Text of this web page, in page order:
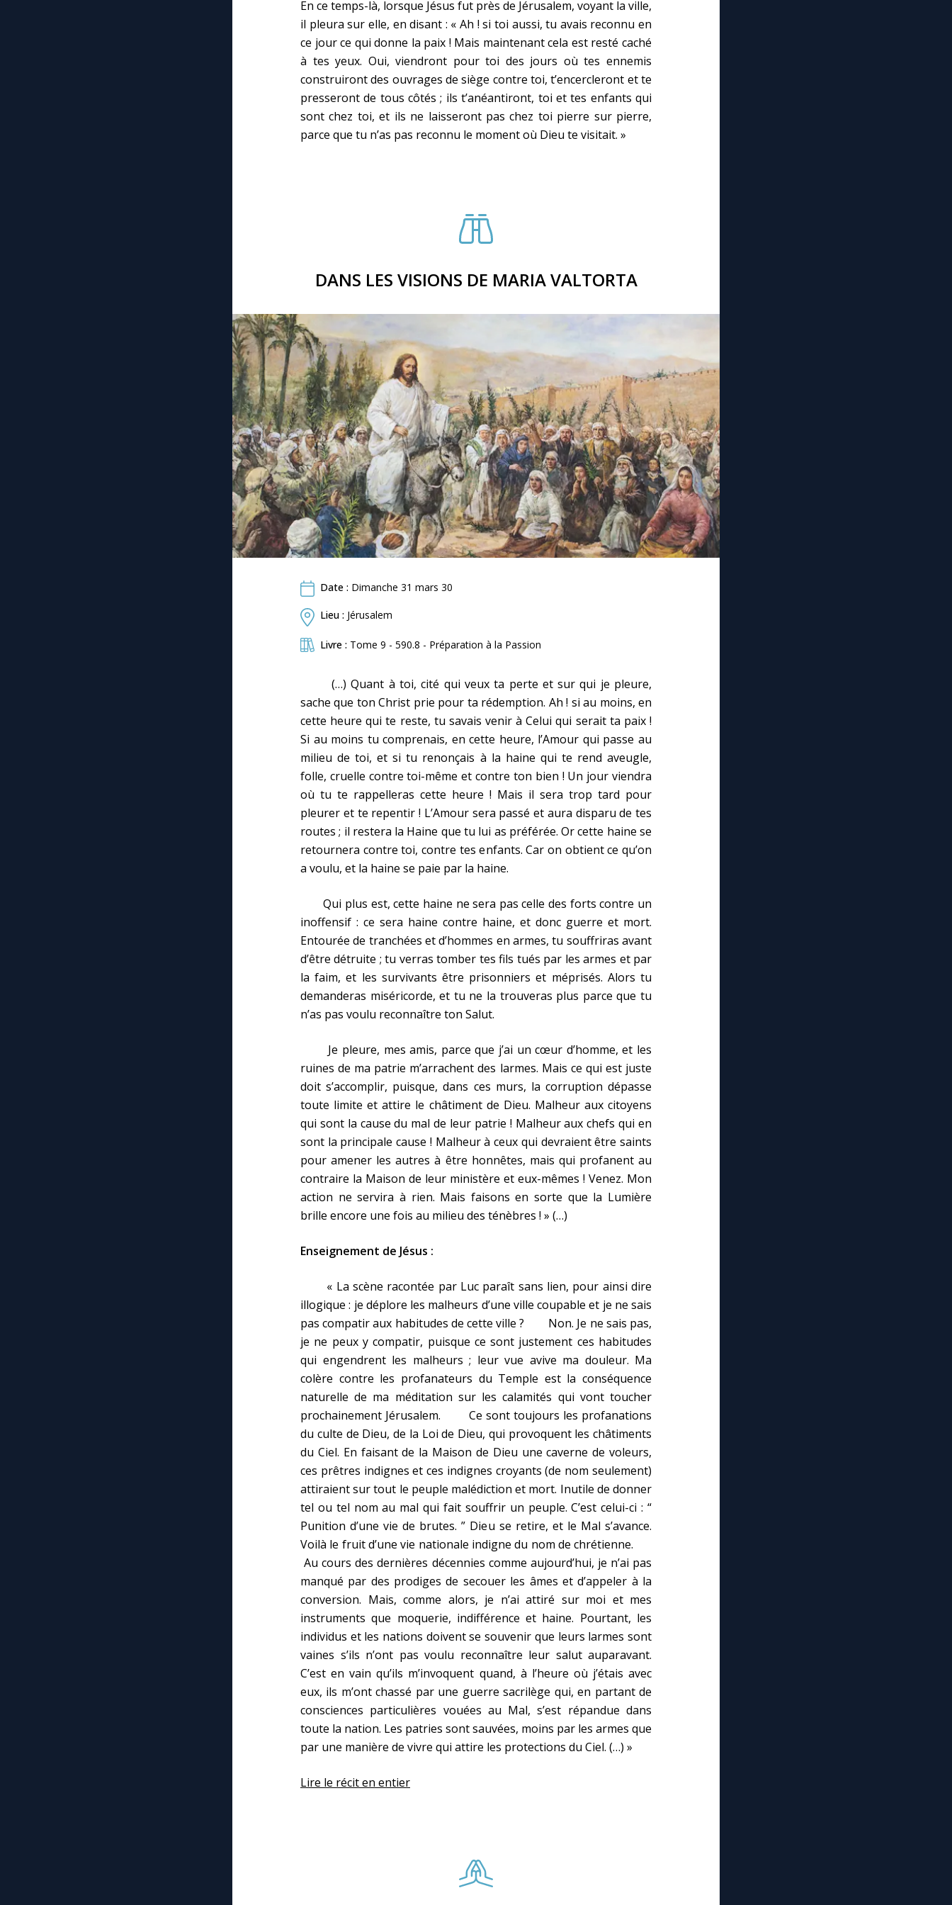
En ce temps-là, lorsque Jésus fut près de Jérusalem, voyant la ville,
il pleura sur elle, en disant : « Ah ! si toi aussi, tu avais reconnu en
ce jour ce qui donne la paix ! Mais maintenant cela est resté caché
à tes yeux. Oui, viendront pour toi des jours où tes ennemis
construiront des ouvrages de siège contre toi, t’encercleront et te
presseront de tous côtés ; ils t’anéantiront, toi et tes enfants qui
sont chez toi, et ils ne laisseront pas chez toi pierre sur pierre,
parce que tu n’as pas reconnu le moment où Dieu te visitait. »
DANS LES VISIONS DE MARIA VALTORTA
Date : Dimanche 31 mars 30
Lieu : Jérusalem
Livre : Tome 9 - 590.8 - Préparation à la Passion
(…) Quant à toi, cité qui veux ta perte et sur qui je pleure,
sache que ton Christ prie pour ta rédemption. Ah ! si au moins, en
cette heure qui te reste, tu savais venir à Celui qui serait ta paix !
Si au moins tu comprenais, en cette heure, l’Amour qui passe au
milieu de toi, et si tu renonçais à la haine qui te rend aveugle,
folle, cruelle contre toi-même et contre ton bien ! Un jour viendra
où tu te rappelleras cette heure ! Mais il sera trop tard pour
pleurer et te repentir ! L’Amour sera passé et aura disparu de tes
routes ; il restera la Haine que tu lui as préférée. Or cette haine se
retournera contre toi, contre tes enfants. Car on obtient ce qu’on
a voulu, et la haine se paie par la haine.
Qui plus est, cette haine ne sera pas celle des forts contre un
inoffensif : ce sera haine contre haine, et donc guerre et mort.
Entourée de tranchées et d’hommes en armes, tu souffriras avant
d’être détruite ; tu verras tomber tes fils tués par les armes et par
la faim, et les survivants être prisonniers et méprisés. Alors tu
demanderas miséricorde, et tu ne la trouveras plus parce que tu
n’as pas voulu reconnaître ton Salut.
Je pleure, mes amis, parce que j’ai un cœur d’homme, et les
ruines de ma patrie m’arrachent des larmes. Mais ce qui est juste
doit s’accomplir, puisque, dans ces murs, la corruption dépasse
toute limite et attire le châtiment de Dieu. Malheur aux citoyens
qui sont la cause du mal de leur patrie ! Malheur aux chefs qui en
sont la principale cause ! Malheur à ceux qui devraient être saints
pour amener les autres à être honnêtes, mais qui profanent au
contraire la Maison de leur ministère et eux-mêmes ! Venez. Mon
action ne servira à rien. Mais faisons en sorte que la Lumière
brille encore une fois au milieu des ténèbres ! » (…)
Enseignement de Jésus :
« La scène racontée par Luc paraît sans lien, pour ainsi dire
illogique : je déplore les malheurs d’une ville coupable et je ne sais
pas compatir aux habitudes de cette ville ? Non. Je ne sais pas,
je ne peux y compatir, puisque ce sont justement ces habitudes
qui engendrent les malheurs ; leur vue avive ma douleur. Ma
colère contre les profanateurs du Temple est la conséquence
naturelle de ma méditation sur les calamités qui vont toucher
prochainement Jérusalem. Ce sont toujours les profanations
du culte de Dieu, de la Loi de Dieu, qui provoquent les châtiments
du Ciel. En faisant de la Maison de Dieu une caverne de voleurs,
ces prêtres indignes et ces indignes croyants (de nom seulement)
attiraient sur tout le peuple malédiction et mort. Inutile de donner
tel ou tel nom au mal qui fait souffrir un peuple. C’est celui-ci : “
Punition d’une vie de brutes. ” Dieu se retire, et le Mal s’avance.
Voilà le fruit d’une vie nationale indigne du nom de chrétienne.
Au cours des dernières décennies comme aujourd’hui, je n’ai pas
manqué par des prodiges de secouer les âmes et d’appeler à la
conversion. Mais, comme alors, je n’ai attiré sur moi et mes
instruments que moquerie, indifférence et haine. Pourtant, les
individus et les nations doivent se souvenir que leurs larmes sont
vaines s’ils n’ont pas voulu reconnaître leur salut auparavant.
C’est en vain qu’ils m’invoquent quand, à l’heure où j’étais avec
eux, ils m’ont chassé par une guerre sacrilège qui, en partant de
consciences particulières vouées au Mal, s’est répandue dans
toute la nation. Les patries sont sauvées, moins par les armes que
par une manière de vivre qui attire les protections du Ciel. (…) »
Lire le récit en entier
Close